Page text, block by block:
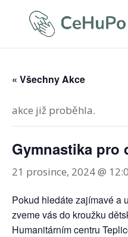
« Všechny Akce
akce již proběhla.
Gymnastika pro
21 prosince, 2024 @
Pokud hledáte zajímavé a
zveme vás do kroužku
Humanitárním centru